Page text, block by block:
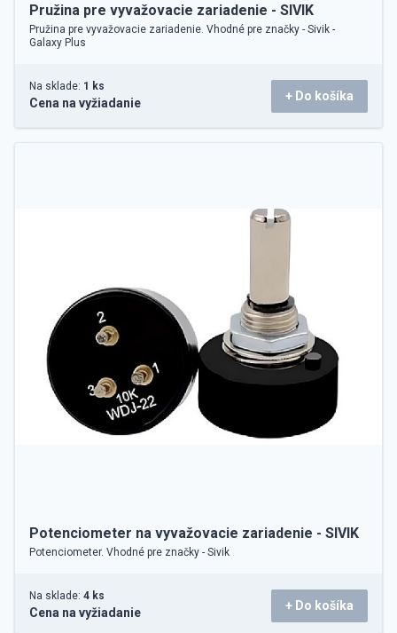
Pružina pre vyvažovacie zariadenie - SIVIK
Pružina pre vyvažovacie zariadenie. Vhodné pre značky - Sivik -
Galaxy Plus
Na sklade: 1 ks
Cena na vyžiadanie + Do košíka
Potenciometer na vyvažovacie zariadenie - SIVIK
Potenciometer. Vhodné pre značky - Sivik
Na sklade: 4 ks
Cena na vyžiadanie + Do košíka